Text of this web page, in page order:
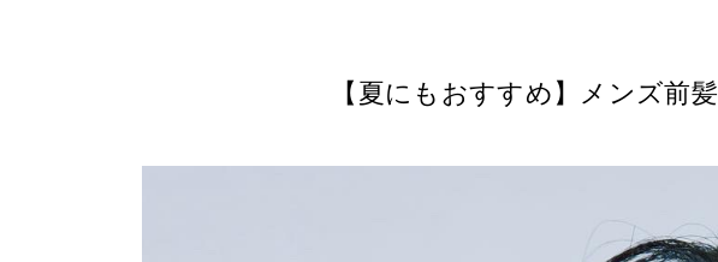
【夏にもおすすめ】メンズ前